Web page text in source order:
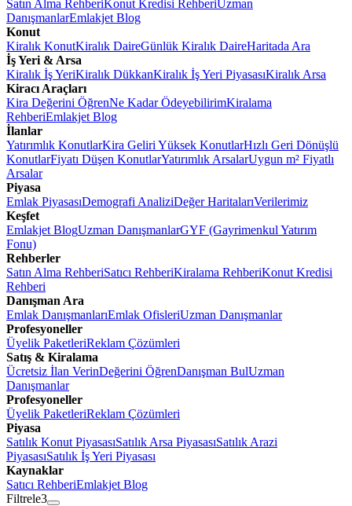
Satın Alma RehberiKonut Kredisi RehberiUzman
DanışmanlarEmlakjet Blog
Konut
Kiralık KonutKiralık DaireGünlük Kiralık DaireHaritada Ara
İş Yeri & Arsa
Kiralık İş YeriKiralık DükkanKiralık İş Yeri PiyasasıKiralık Arsa
Kiracı Araçları
Kira Değerini ÖğrenNe Kadar ÖdeyebilirimKiralama
RehberiEmlakjet Blog
İlanlar
Yatırımlık KonutlarKira Geliri Yüksek KonutlarHızlı Geri Dönüşlü
KonutlarFiyatı Düşen KonutlarYatırımlık ArsalarUygun m² Fiyatlı
Arsalar
Piyasa
Emlak PiyasasıDemografi AnaliziDeğer HaritalarıVerilerimiz
Keşfet
Emlakjet BlogUzman DanışmanlarGYF (Gayrimenkul Yatırım
Fonu)
Rehberler
Satın Alma RehberiSatıcı RehberiKiralama RehberiKonut Kredisi
Rehberi
Danışman Ara
Emlak DanışmanlarıEmlak OfisleriUzman Danışmanlar
Profesyoneller
Üyelik PaketleriReklam Çözümleri
Satış & Kiralama
Ücretsiz İlan VerinDeğerini ÖğrenDanışman BulUzman
Danışmanlar
Profesyoneller
Üyelik PaketleriReklam Çözümleri
Piyasa
Satılık Konut PiyasasıSatılık Arsa PiyasasıSatılık Arazi
PiyasasıSatılık İş Yeri Piyasası
Kaynaklar
Satıcı RehberiEmlakjet Blog
Filtrele3